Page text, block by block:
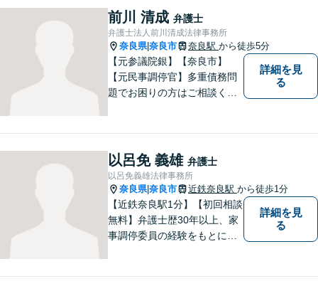
提供しています。
前川 清成 弁護士
弁護士法人前川清成法律事務所
奈良県|奈良市 奈良駅 から徒歩5分
【元参議院銀】【奈良市】
【元民事調停官】多重債務問
題でお困りの方はご相談くだ
たら、一度ご相談ください。
詳細を見
る
以呂免 義雄 弁護士
以呂免義雄法律事務所
奈良県|奈良市 近鉄奈良駅 から徒歩1分
【近鉄奈良駅1分】【初回相談
無料】弁護士歴30年以上、家
事調停委員の経験をもとに複
詳細を見
る